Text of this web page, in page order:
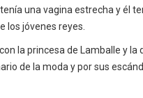
una vagina estrecha y él
los jóvenes reyes.
la princesa de Lamballe y la
de la moda y por sus